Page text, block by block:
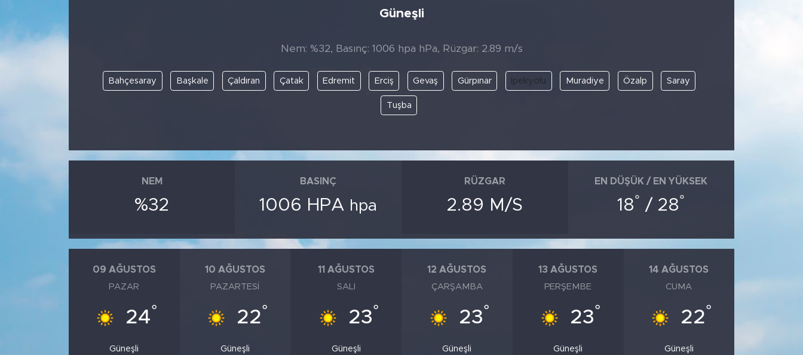
Güneşli
Nem: %32, Basınç: 1006 hpa hPa, Rüzgar: 2.89 m/s
Bahçesaray Başkale Çaldıran Çatak Edremit Erciş Gevaş Gürpınar İpekyolu Muradiye Özalp Saray
Tuşba
NEM
%32
BASINÇ
1006 HPA hpa
RÜZGAR
2.89 M/S
EN DÜŞÜK / EN YÜKSEK
18° / 28°
09 AĞUSTOS
PAZAR
24°
Güneşli
10 AĞUSTOS
PAZARTESI
22°
Güneşli
11 AĞUSTOS
SALI
23°
Güneşli
12 AĞUSTOS
ÇARŞAMBA
23°
Güneşli
13 AĞUSTOS
PERŞEMBE
23°
Güneşli
14 AĞUSTOS
CUMA
22°
Güneşli
KÜLTÜR SANAT